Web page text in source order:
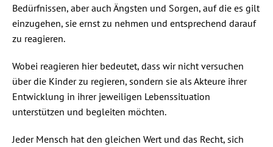
Bedürfnissen, aber auch Ängsten und Sorgen, auf die es gilt
einzugehen, sie ernst zu nehmen und entsprechend darauf
zu reagieren.
Wobei reagieren hier bedeutet, dass wir nicht versuchen
über die Kinder zu regieren, sondern sie als Akteure ihrer
Entwicklung in ihrer jeweiligen Lebenssituation
unterstützen und begleiten möchten.
Jeder Mensch hat den gleichen Wert und das Recht, sich